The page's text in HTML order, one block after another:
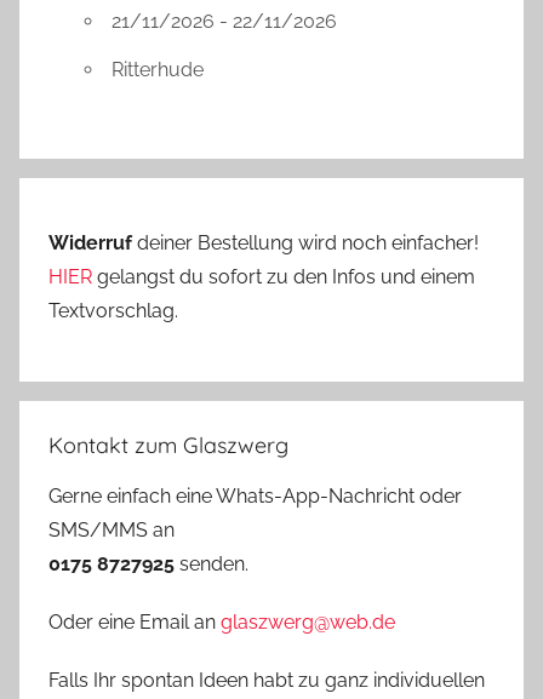
21/11/2026 - 22/11/2026
Ritterhude
Widerrufdeiner Bestellung wird noch einfacher!
HIER gelangst du sofort zu den Infos und einem
Textvorschlag.
Kontakt zum Glaszwerg
Gerne einfach eine Whats-App-Nachricht oder
SMS/MMS an
0175 8727925 senden.
Oder eine Email an glaszwerg@web.de
Falls Ihr spontan Ideen habt zu ganz individuellen